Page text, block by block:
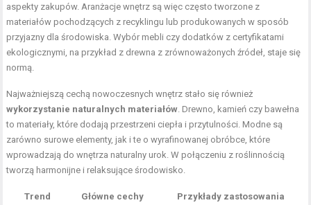
aspekty zakupów. Aranżacje wnętrz są więc często tworzone z
materiałów pochodzących z recyklingu lub produkowanych w sposób
przyjazny dla środowiska. Wybór mebli czy dodatków z certyfikatami
ekologicznymi, na przykład z drewna z zrównoważonych źródeł, staje się
normą.
Najważniejszą cechą nowoczesnych wnętrz stało się również
wykorzystanie naturalnych materiałów . Drewno, kamień czy bawełna
to materiały, które dodają przestrzeni ciepła i przytulności. Modne są
zarówno surowe elementy, jak i te o wyrafinowanej obróbce, które
wprowadzają do wnętrza naturalny urok. W połączeniu z roślinnością
tworzą harmonijne i relaksujące środowisko.
Trend Główne cechy Przykłady zastosowania